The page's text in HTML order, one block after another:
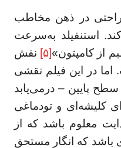
راحتی در ذهن مخاطب
استنفیلد به‌سرعت
از کامپتون»[۵]
نقش
اما در این فیلم نقشی
پایین – درمی‌یابد
کلیشه‌ای و تودماغی
معلوم باشد که از
که انگار مستحق